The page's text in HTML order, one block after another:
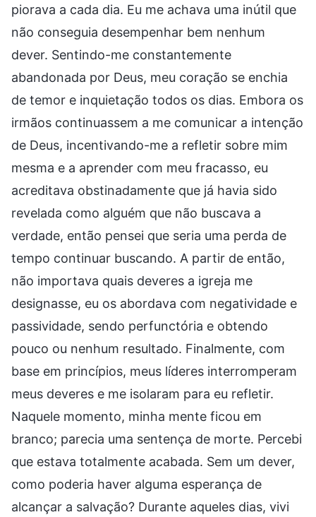
piorava a cada dia. Eu me achava uma inútil que
não conseguia desempenhar bem nenhum
dever. Sentindo-me constantemente
abandonada por Deus, meu coração se enchia
de temor e inquietação todos os dias. Embora os
irmãos continuassem a me comunicar a intenção
de Deus, incentivando-me a refletir sobre mim
mesma e a aprender com meu fracasso, eu
acreditava obstinadamente que já havia sido
revelada como alguém que não buscava a
verdade, então pensei que seria uma perda de
tempo continuar buscando. A partir de então,
não importava quais deveres a igreja me
designasse, eu os abordava com negatividade e
passividade, sendo perfunctória e obtendo
pouco ou nenhum resultado. Finalmente, com
base em princípios, meus líderes interromperam
meus deveres e me isolaram para eu refletir.
Naquele momento, minha mente ficou em
branco; parecia uma sentença de morte. Percebi
que estava totalmente acabada. Sem um dever,
como poderia haver alguma esperança de
alcançar a salvação? Durante aqueles dias, vivi